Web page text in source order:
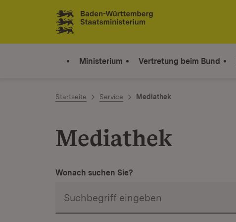
Zum Inhalt springen
Link zur Startseite
Ministerium Vertretung beim Bund
Startseite Service Mediathek
Mediathek
Wonach suchen Sie?